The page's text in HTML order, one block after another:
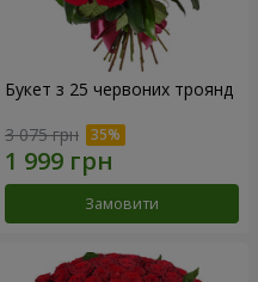
Букет з 25 червоних троянд
3 075 грн
Замовити